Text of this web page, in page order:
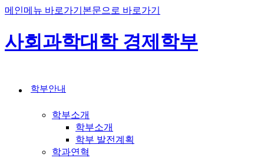
메인메뉴 바로가기 본문으로 바로가기
사회과학대학 경제학부
학부안내
학부소개
학부소개
학부 발전계획
학과연혁